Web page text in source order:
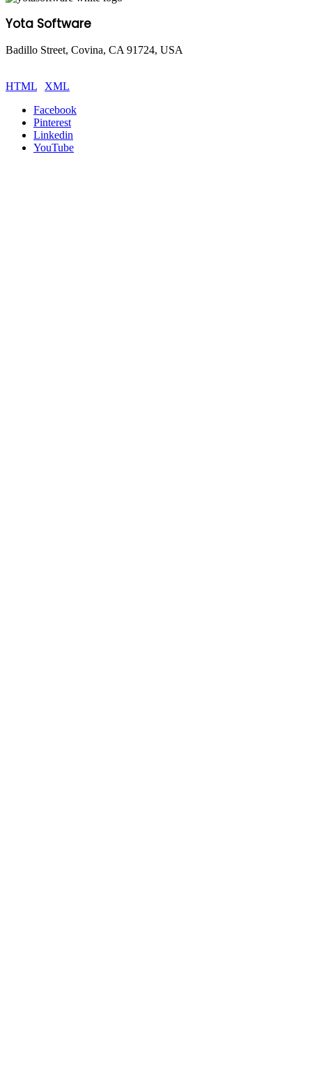
Yota Software
Badillo Street, Covina, CA 91724, USA
HTML
XML
Facebook
Pinterest
Linkedin
YouTube